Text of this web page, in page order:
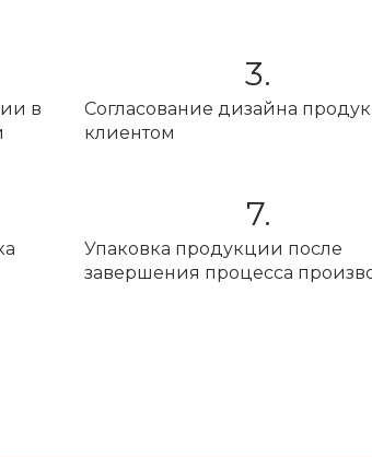
в
3.
Согласование дизайна
клиентом
7.
Упаковка продукции после
завершения процесса